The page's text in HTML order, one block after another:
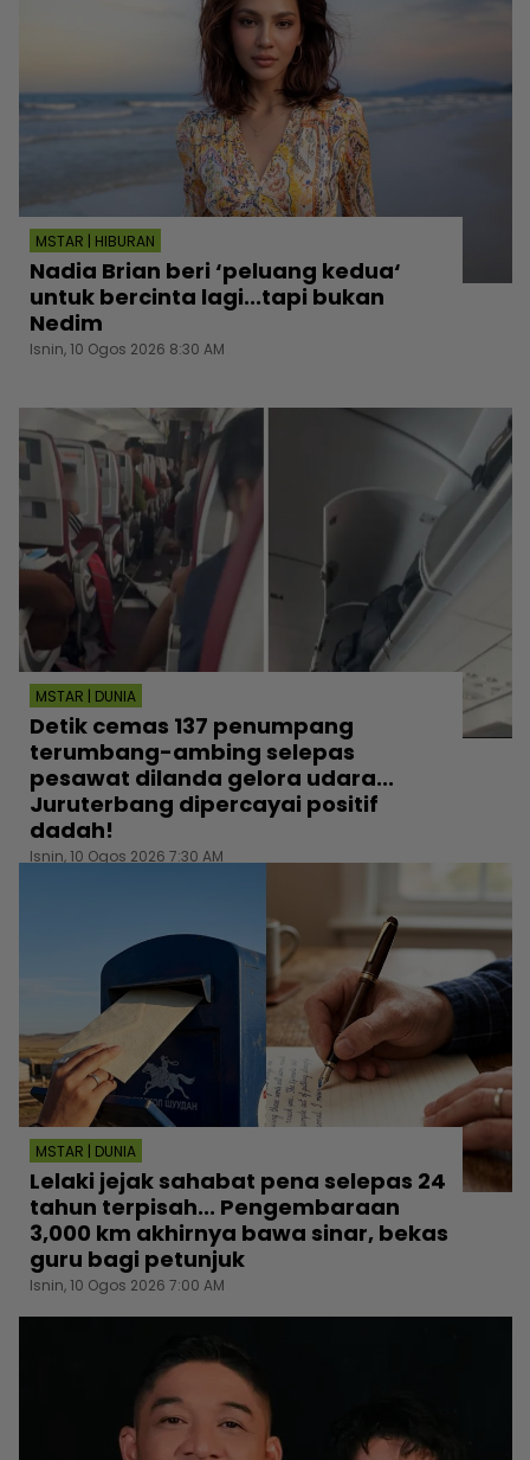
MSTAR | HIBURAN
Nadia Brian beri ‘peluang kedua‘
untuk bercinta lagi...tapi bukan
Nedim
Isnin, 10 Ogos 2026 8:30 AM
MSTAR | DUNIA
Detik cemas 137 penumpang
terumbang-ambing selepas
pesawat dilanda gelora udara...
Juruterbang dipercayai positif
dadah!
Isnin, 10 Ogos 2026 7:30 AM
MSTAR | DUNIA
Lelaki jejak sahabat pena selepas 24
tahun terpisah... Pengembaraan
3,000 km akhirnya bawa sinar, bekas
guru bagi petunjuk
Isnin, 10 Ogos 2026 7:00 AM